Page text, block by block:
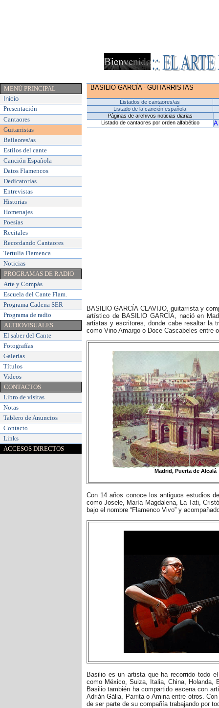
MENÚ PRINCIPAL
Inicio
Presentación
Cantaores
Guitarristas
Bailaores/as
Estilos del cante
Canción Española
Datos Flamencos
Dedicatorias
Entrevistas
Historias
Homenajes
Poesías
Recitales
Recordando Cantaores
Tertulia Flamenca
Noticias
PROGRAMAS DE RADIO
Arte y Compás
Escuela del Cante Flam.
Programa Cadena SER
Programa de radio
AUDIOVISUALES
El saber del Cante
Fotografías
Galerías
Títulos
Videos
CONTACTOS
Libro de visitas
Notas
Tablero de Anuncios
Contacto
Links
ACCESOS DIRECTOS
BASILIO GARCÍA ​-GUITARRISTAS
Listados de cantaores/as
Listado de la canción española
Páginas de archivos noticias diarias
Listado de cantaores por orden alfabético
A
BASILIO GARCÍA CLAVIJO, guitarrista y
artístico de BASILIO GARCÍA, nació en
artistas y escritores, donde cabe resaltar la
como Vino Amargo o Doce Cascabeles entre
Madrid, Puerta de Alcalá
Con 14 años conoce los antiguos estudios
como Josele, María Magdalena, La Tati,
bajo el nombre “Flamenco Vivo” y
Basilio es un artista que ha recorrido todo
como México, Suiza, Italia, China, Holanda,
Basilio también ha compartido escena con
Adrián Gália, Parrita o Amina entre otros.
de ser parte de su compañía trabajando por